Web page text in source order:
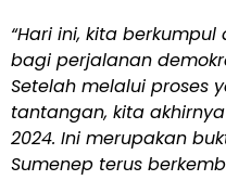
“Hari ini, kita
bagi perjalanan
Setelah melalui proses
tantangan, kita
2024. Ini merupakan
Sumenep terus